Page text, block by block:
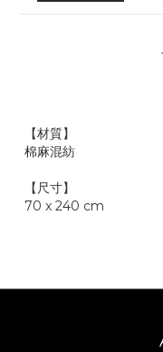
【材質】
棉麻混紡
【尺寸】
70 x 240 cm